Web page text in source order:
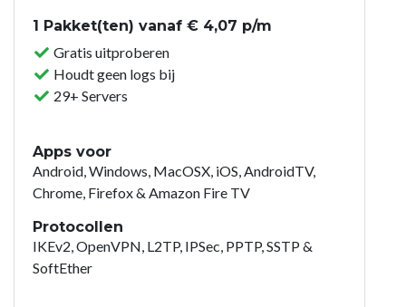
1 Pakket(ten) vanaf € 4,07 p/m
Gratis uitproberen
Houdt geen logs bij
29+ Servers
Apps voor
Android, Windows, MacOSX, iOS, AndroidTV,
Chrome, Firefox & Amazon Fire TV
Protocollen
IKEv2, OpenVPN, L2TP, IPSec, PPTP, SSTP &
SoftEther